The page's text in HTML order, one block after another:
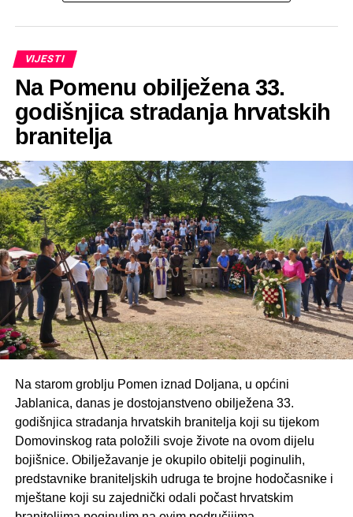
VIJESTI
Na Pomenu obilježena 33.
godišnjica stradanja hrvatskih
branitelja
Na starom groblju Pomen iznad Doljana, u općini
Jablanica, danas je dostojanstveno obilježena 33.
godišnjica stradanja hrvatskih branitelja koji su tijekom
Domovinskog rata položili svoje živote na ovom dijelu
bojišnice. Obilježavanje je okupilo obitelji poginulih,
predstavnike braniteljskih udruga te brojne hodočasnike i
mještane koji su zajednički odali počast hrvatskim